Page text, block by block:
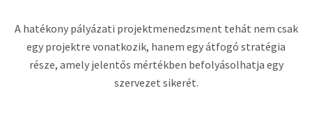
A hatékony pályázati projektmenedzsment tehát nem csak
egy projektre vonatkozik, hanem egy átfogó stratégia
része, amely jelentős mértékben befolyásolhatja egy
szervezet sikerét.